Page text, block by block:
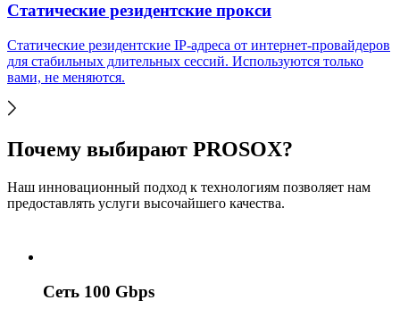
Статические резидентские прокси
Статические резидентские IP-адреса от интернет-провайдеров
для стабильных длительных сессий. Используются только
вами, не меняются.
Почему выбирают PROSOX?
Наш инновационный подход к технологиям позволяет нам
предоставлять услуги высочайшего качества.
Сеть 100 Gbps